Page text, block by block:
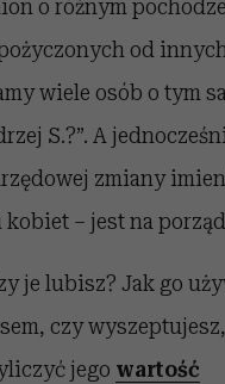
o różnym
od
wiele osób o tym
S.?”. A
zmiany
kobiet – jest na
je lubisz? Jak go
czy
jego wartość